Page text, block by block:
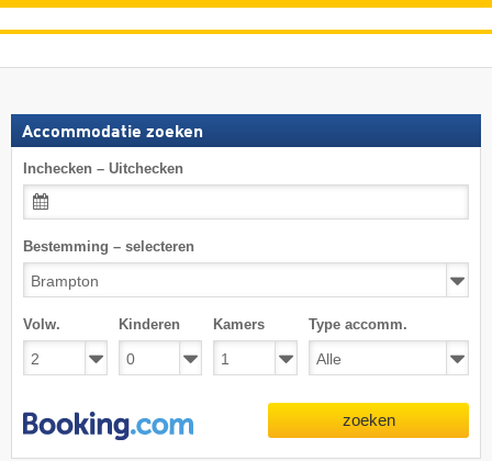
Accommodatie zoeken
Inchecken – Uitchecken
Bestemming – selecteren
Volw. Kinderen Kamers Type accomm.
zoeken